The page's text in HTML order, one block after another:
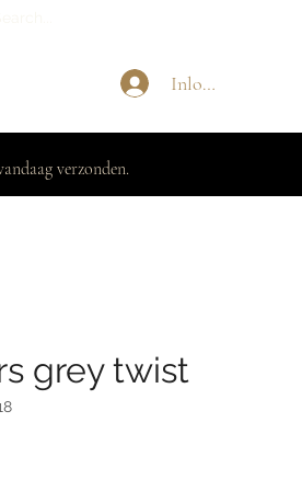
Inloggen
verzonden.
grey twist